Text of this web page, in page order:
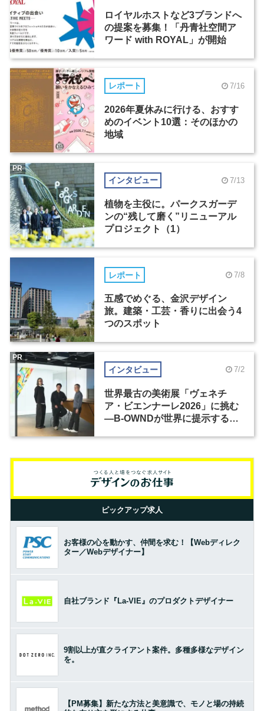
ロイヤルホストなど3ブランドへ
の提案を募集！「丹青社空間ア
ワード with ROYAL」が開始
レポート 7/16
2026年夏休みに行ける、おすす
めのイベント10選：そのほかの
地域
インタビュー 7/13
植物を主役に。パークスガーデ
ンの“残して磨く”リニューアル
プロジェクト（1）
PR
レポート 7/8
五感でめぐる、金沢デザイン
旅。建築・工芸・香りに出会う4
つのスポット
インタビュー 7/2
世界最古の美術展「ヴェネチ
ア・ビエンナーレ2026」に挑む
―B-OWNDが世界に提示する美
PR
ピックアップ求人
お客様の心を動かす、仲間を求む！【Webディレク
ター／Webデザイナー】
自社ブランド『La-VIE』のプロダクトデザイナー
9割以上が直クライアント案件。多種多様なデザイン
を。
【PM募集】新たな方法と美意識で、モノと場の持続